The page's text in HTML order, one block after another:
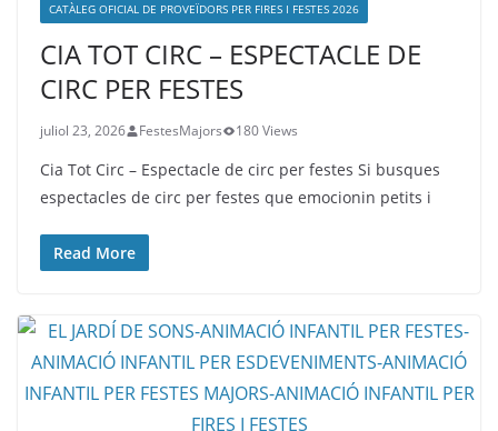
CATÀLEG OFICIAL DE PROVEÏDORS PER FIRES I FESTES 2026
CIA TOT CIRC – ESPECTACLE DE
CIRC PER FESTES
juliol 23, 2026 FestesMajors 180 Views
Cia Tot Circ – Espectacle de circ per festes Si busques
espectacles de circ per festes que emocionin petits i
Read More